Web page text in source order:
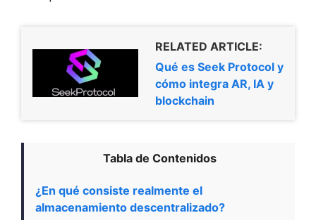
RELATED ARTICLE:
Qué es Seek Protocol y
cómo integra AR, IA y
blockchain
Tabla de Contenidos
¿En qué consiste realmente el
almacenamiento descentralizado?